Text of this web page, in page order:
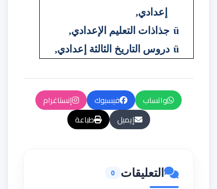
إعدادي,
ü جذاذات التعليم الإعدادي,
ü دروس التاريخ الثالثة إعدادي,
واتساب فيسبوك
إنستاغرام
إيميل
طباعة
التعليقات 0